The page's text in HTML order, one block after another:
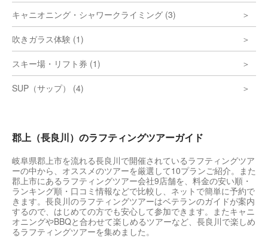
キャニオニング・シャワークライミング (3)
吹きガラス体験 (1)
スキー場・リフト券 (1)
SUP（サップ） (4)
郡上（長良川）のラフティングツアーガイド
岐阜県郡上市を流れる長良川で開催されているラフティングツア
ーの中から、オススメのツアーを厳選して10プランご紹介。また
郡上市にあるラフティングツアー会社9店舗を、料金の安い順・
ランキング順・口コミ情報などで比較し、ネットで簡単に予約で
きます。長良川のラフティングツアーはベテランのガイドが案内
するので、はじめての方でも安心して参加できます。またキャニ
オニングやBBQと合わせて楽しめるツアーなど、長良川で楽しめ
るラフティングツアーを集めました。